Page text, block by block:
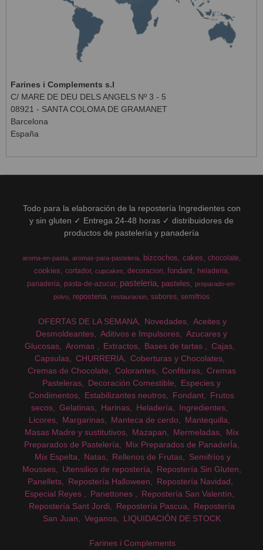
Farines i Complements s.l
C/ MARE DE DEU DELS ANGELS Nº 3 - 5
08921 - SANTA COLOMA DE GRAMANET
Barcelona
España
Todo para la elaboración de la repostería Ingredientes con
y sin gluten ✓ Entrega 24-48 horas ✓ distribuidores de
productos de pastelería y panadería
aroma-en-pasta aromas-para-pasteleria bizcochos cakes chocolate
cookies cortador cupcakes decoracion fondant
heladeria
panaderia pasta-de-azucar pasteleria pasteles
preparado-en-
polvo
reposteria restauracion sabores semifrios
OFERTAS DE LA SEMANA Novedades
Aceites y
Desmoldeantes
Aditivos e Impulsores
Azucares y
Glucosas
Aromas Extractos Bases de tartas
Cajas
Capsulas
CHURRERIA
Coberturas y Chocolates
Cremas de Chocolate
Colorantes Confituras
Cremas
Pasteleras
Decoración Comestible
Especies y
Condimentos
Estabilizantes neutros Fondant
Frutos
secos
Gelatinas Harinas Heladería
Ingredientes
Licores
Margarinas Manteca de cerdo
Mantequilla
Masas Madre y sustitutivos
Mazapan Mermeladas
Mix
Preparados de Pastelería
Mix Preparados de PanaderÍa
Mix Espelta
Natas Rellenos de Frutas
Semifríos y
Mousses
Utensilios de repostería
Repostería Sin Gluten
Panellets
Repostería Halloween
Repostería Navidad
Especial Reyes
Panettones
Repostería San Valentín
Repostería Sant Jordi
Repostería Pascua
Repostería
San Juan
Veganos LIQUIDACIÓN DE STOCK
Farines i Complements